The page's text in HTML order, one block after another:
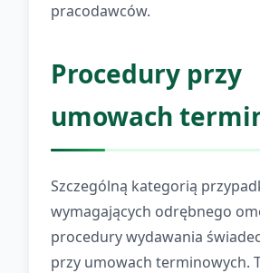
pracodawców.
Procedury przy
umowach
Szczególną kategorią
wymagających odrębnego
procedury wydawania
przy umowach terminowych.